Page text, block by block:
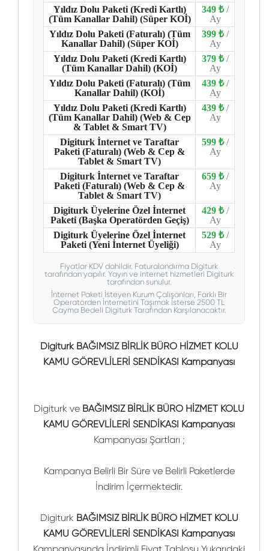
Yıldız Dolu Paketi (Kredi Kartlı)
(Tüm Kanallar Dahil) (Süper KOİ)
349 ₺ /
Ay
Yıldız Dolu Paketi (Faturalı) (Tüm
Kanallar Dahil) (Süper KOİ)
399 ₺ /
Ay
Yıldız Dolu Paketi (Kredi Kartlı)
(Tüm Kanallar Dahil) (KOİ)
379 ₺ /
Ay
Yıldız Dolu Paketi (Faturalı) (Tüm
Kanallar Dahil) (KOİ)
439 ₺ /
Ay
Yıldız Dolu Paketi (Kredi Kartlı)
(Tüm Kanallar Dahil) (Web & Cep
& Tablet & Smart TV)
439 ₺ /
Ay
Digiturk İnternet ve Taraftar
Paketi (Faturalı) (Web & Cep &
Tablet & Smart TV)
599 ₺ /
Ay
Digiturk İnternet ve Taraftar
Paketi (Faturalı) (Web & Cep &
Tablet & Smart TV)
659 ₺ /
Ay
Digiturk Üyelerine Özel İnternet
Paketi (Başka Operatörden Geçiş)
429 ₺ /
Ay
Digiturk Üyelerine Özel İnternet
Paketi (Yeni İnternet Üyeliği)
529 ₺ /
Ay
Fiyatlar KDV dahildir. Faturalandırma Digiturk
tarafından yapılır. Yayın ve internet hizmetleri Digiturk
tarafından sunulur.
İnternet Paketi İsteyen Kurum Çalışanları, Farklı Bir
Operatörden İnternetini Taşımak İsterse 2500 TL
Cayma Bedeli Digiturk Tarafından Karşılanacaktır.
Digiturk BAĞIMSIZ BİRLİK BÜRO HİZMET KOLU
KAMU GÖREVLİLERİ SENDİKASI Kampanyası
Digiturk ve BAĞIMSIZ BİRLİK BÜRO HİZMET KOLU
KAMU GÖREVLİLERİ SENDİKASI Kampanyası
Kampanyası Şartları ;
Kampanya Belirli Bir Süre ve Belirli Paketlerde
İndirim İçermektedir.
Digiturk BAĞIMSIZ BİRLİK BÜRO HİZMET KOLU
KAMU GÖREVLİLERİ SENDİKASI Kampanyası